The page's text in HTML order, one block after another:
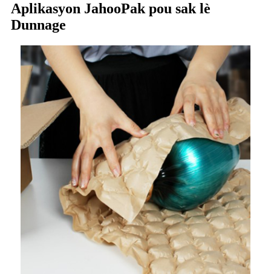
Aplikasyon JahooPak pou sak lè
Dunnage